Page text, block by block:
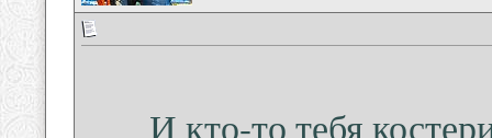
И кто-то тебя